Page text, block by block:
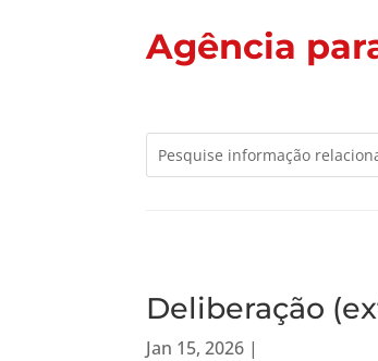
Agência
Deliberação
Jan 15, 2026 |